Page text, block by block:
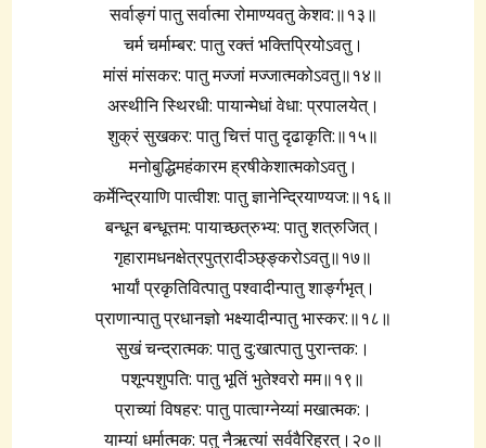
सर्वाङ्गं पातु सर्वात्मा रोमाण्यवतु केशव:॥१३॥
चर्म चर्माम्बर: पातु रक्तं भक्तिप्रियोऽवतु।
मांसं मांसकर: पातु मज्जां मज्जात्मकोऽवतु॥१४॥
अस्थीनि स्थिरधी: पायान्मेधां वेधा: प्रपालयेत्।
शुक्रं सुखकर: पातु चित्तं पातु दृढाकृति:॥१५॥
मनोबुद्धिमहंकारम ह्रषीकेशात्मकोऽवतु।
कर्मेन्द्रियाणि पात्वीश: पातु ज्ञानेन्द्रियाण्यज:॥१६॥
बन्धून‍ बन्धूत्तम: पायाच्छत्रुभ्य: पातु शत्रुजित्।
गृहारामधनक्षेत्रपुत्रादीञ्छ्ङ्करोऽवतु॥१७॥
भार्यां प्रकृतिवित्पातु पश्वादीन्पातु शार्ङ्गभृत्।
प्राणान्पातु प्रधानज्ञो भक्ष्यादीन्पातु भास्कर:॥१८॥
सुखं चन्द्रात्मक: पातु दु:खात्पातु पुरान्तक:।
पशून्पशुपति: पातु भूतिं भुतेश्वरो मम॥१९॥
प्राच्यां विषहर: पातु पात्वाग्नेय्यां मखात्मक:।
याम्यां धर्मात्मक: पतु नैऋत्यां सर्ववैरिह्रत्।२०॥